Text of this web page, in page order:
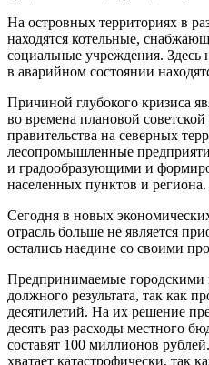
На островных территориях в
находятся котельные,
социальные учреждения. Здесь
в аварийном состоянии
Причиной глубокого кризиса
во времена плановой
правительства на северных
лесопромышленные
и градообразующими и
населенных пунктов и региона.
Сегодня в новых
отрасль больше не является
остались наедине со своими
Предпринимаемые городскими
должного результата, так как
десятилетий. На их решение
десять раз расходы местного
составят 100 миллионов
хватает катастрофически, так